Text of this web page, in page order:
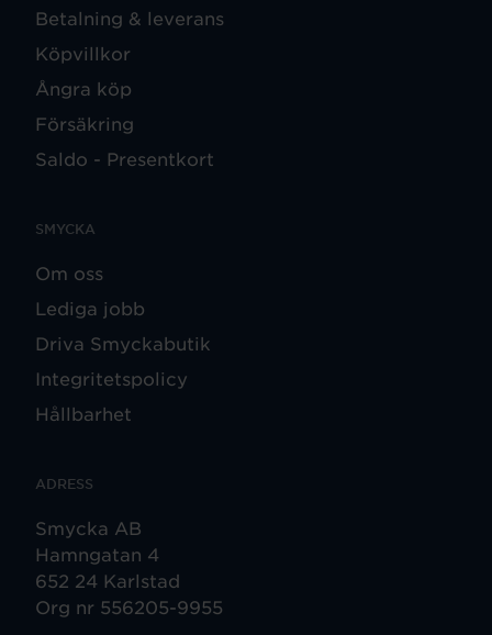
Betalning & leverans
Köpvillkor
Ångra köp
Försäkring
Saldo - Presentkort
SMYCKA
Om oss
Lediga jobb
Driva Smyckabutik
Integritetspolicy
Hållbarhet
ADRESS
Smycka AB
Hamngatan 4
652 24 Karlstad
Org nr 556205-9955